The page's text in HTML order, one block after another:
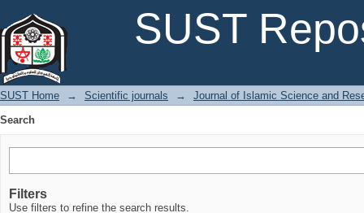
SUST
SUST Home → Scientific journals →
Journal of Islamic Science and
Search
Filters
Use filters to refine the search results.